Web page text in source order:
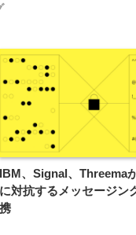
IBM、Signal、Threema
に対抗するメッセージン
携